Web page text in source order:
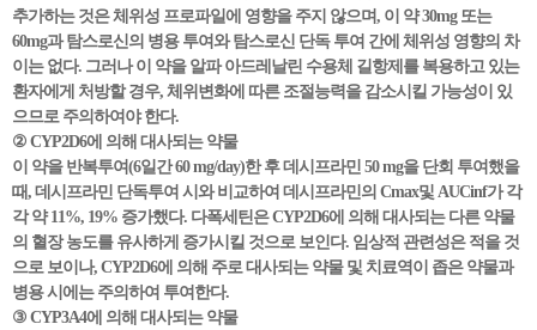
추가하는 것은 체위성 프로파일에 영향을 주지 않으며, 이 약 30mg 또는
60mg과 탐스로신의 병용 투여와 탐스로신 단독 투여 간에 체위성 영향의 차
이는 없다. 그러나 이 약을 알파 아드레날린 수용체 길항제를 복용하고 있는
환자에게 처방할 경우, 체위변화에 따른 조절능력을 감소시킬 가능성이 있
으므로 주의하여야 한다.
② CYP2D6에 의해 대사되는 약물
이 약을 반복투여(6일간 60 mg/day)한 후 데시프라민 50 mg을 단회 투여했을
때, 데시프라민 단독투여 시와 비교하여 데시프라민의 Cmax및 AUCinf가 각
각 약 11%, 19% 증가했다. 다폭세틴은 CYP2D6에 의해 대사되는 다른 약물
의 혈장 농도를 유사하게 증가시킬 것으로 보인다. 임상적 관련성은 적을 것
으로 보이나, CYP2D6에 의해 주로 대사되는 약물 및 치료역이 좁은 약물과
병용 시에는 주의하여 투여한다.
③ CYP3A4에 의해 대사되는 약물